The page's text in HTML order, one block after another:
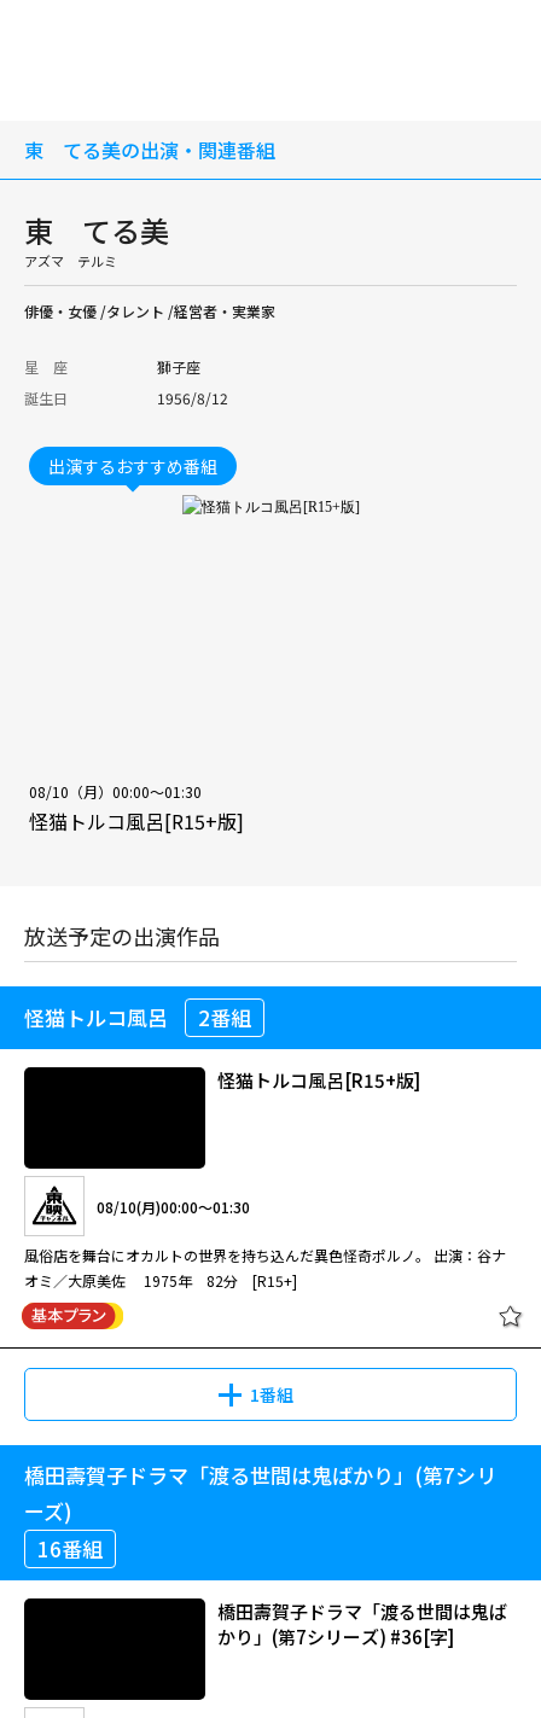
東 てる美の出演・関連番組
東 てる美
アズマ テルミ
俳優・女優 /タレント /経営者・実業家
星 座
獅子座
誕生日
1956/8/12
出演するおすすめ番組
08/10（月）00:00～01:30
怪猫トルコ風呂[R15+版]
放送予定の出演作品
怪猫トルコ風呂 2番組
怪猫トルコ風呂[R15+版]
08/10(月)00:00～01:30
風俗店を舞台にオカルトの世界を持ち込んだ異色怪奇ポルノ。 出演：谷ナ
オミ／大原美佐 1975年 82分 [R15+]
1番組
怪猫トルコ風呂[R15+版]
08/10(月)00:00～01:30
風俗店を舞台にオカルトの世界を持ち込んだ異色怪奇ポルノ。 出演：谷ナ
橋田壽賀子ドラマ「渡る世間は鬼ばかり」(第7シリ
ーズ)
16番組
橋田壽賀子ドラマ「渡る世間は鬼ば
かり」(第7シリーズ) #36[字]